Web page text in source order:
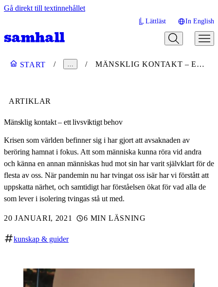
Gå direkt till textinnehållet
Lättläst In English
START … MÄNSKLIG KONTAKT – ETT LIVSVIKTIGT BEHOV
ARTIKLAR
Mänsklig kontakt – ett livsviktigt behov
Krisen som världen befinner sig i har gjort att avsaknaden av
beröring hamnat i fokus. Att som människa kunna röra vid andra
och känna en annan människas hud mot sin har varit självklart för de
flesta av oss. När pandemin nu har tvingat oss isär har vi förstått att
uppskatta närhet, och samtidigt har förståelsen ökat för vad alla de
som lever i isolering tvingas stå ut med.
20 JANUARI, 2021 6 MIN LÄSNING
kunskap & guider